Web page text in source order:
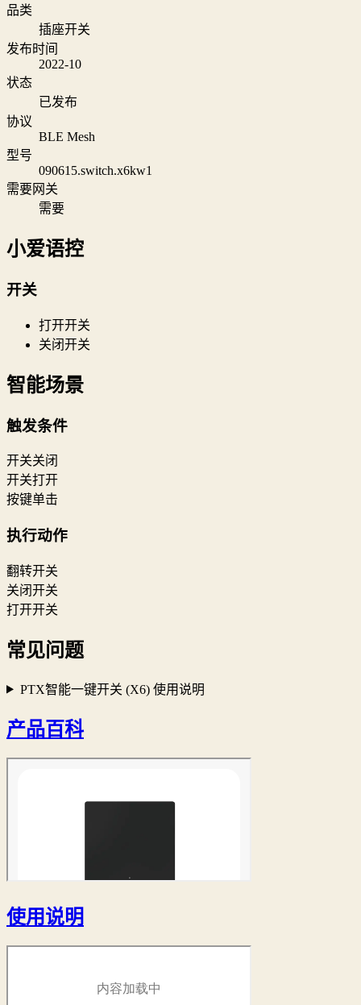
品类
插座开关
发布时间
2022-10
状态
已发布
协议
BLE Mesh
型号
090615.switch.x6kw1
需要网关
需要
小爱语控
开关
打开开关
关闭开关
智能场景
触发条件
开关关闭
开关打开
按键单击
执行动作
翻转开关
关闭开关
打开开关
常见问题
PTX智能一键开关 (X6) 使用说明
产品百科
使用说明